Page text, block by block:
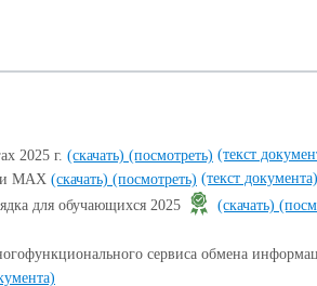
2025 г. (скачать) (посмотреть) (текст
МАХ (скачать) (посмотреть) (текст документа)
для обучающихся 2025
(скачать)
сервиса обмена